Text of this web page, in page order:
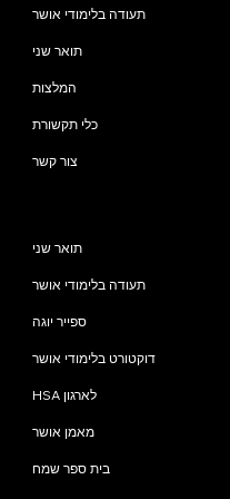
תעודה בלימודי אושר
תואר שני
המלצות
כלי תקשורת
צור קשר
תואר שני
תעודה בלימודי אושר
ספייר יוגה
דוקטורט בלימודי אושר
HSA לארגון
מאמן אושר
בית ספר שמח